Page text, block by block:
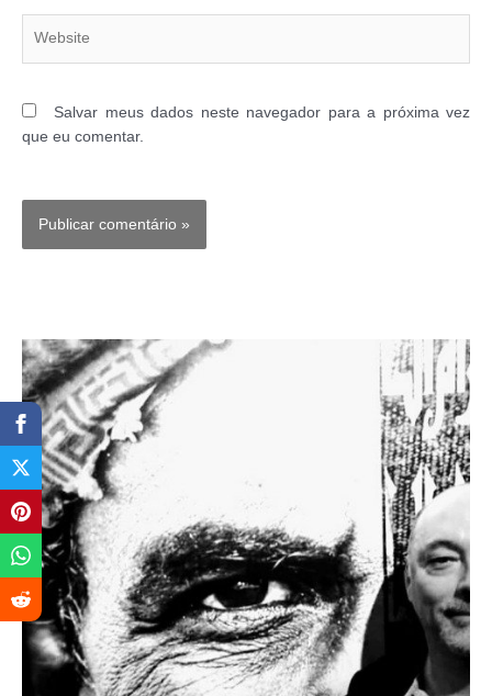
Salvar meus dados neste navegador para a próxima vez
que eu comentar.